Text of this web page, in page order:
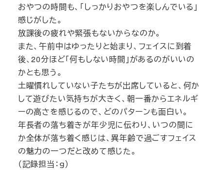
おやつの時間も、「しっかりおやつを楽しんでいる」
感じがした。
放課後の疲れや緊張もないからなのか。
また、午前中はゆったりと始まり、フェイスに到着
後、20分ほど「何もしない時間」があるのがいいの
かとも思う。
土曜慣れしていない子たちが出席していると、何か
して遊びたい気持ちが大きく、朝一番からエネルギ
ーの高さを感じるので、どのパターンも面白い。
年長者の落ち着きが年少児に伝わり、いつの間に
か全体が落ち着く感じは、異年齢で過ごすフェイス
の魅力の一つだと改めて感じた。
（記録担当：ｇ）